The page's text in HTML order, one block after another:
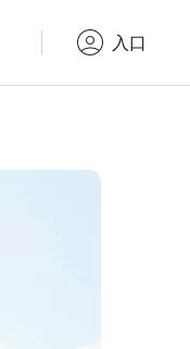
入口